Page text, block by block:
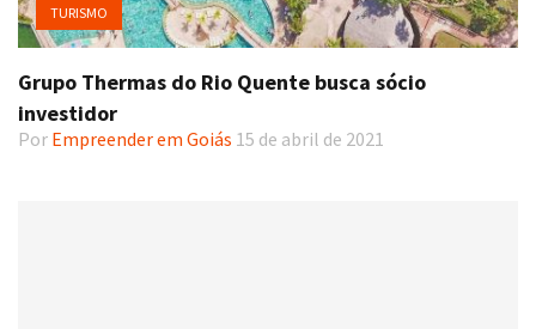
TURISMO
Grupo Thermas do Rio Quente busca sócio
investidor
Por Empreender em Goiás 15 de abril de 2021